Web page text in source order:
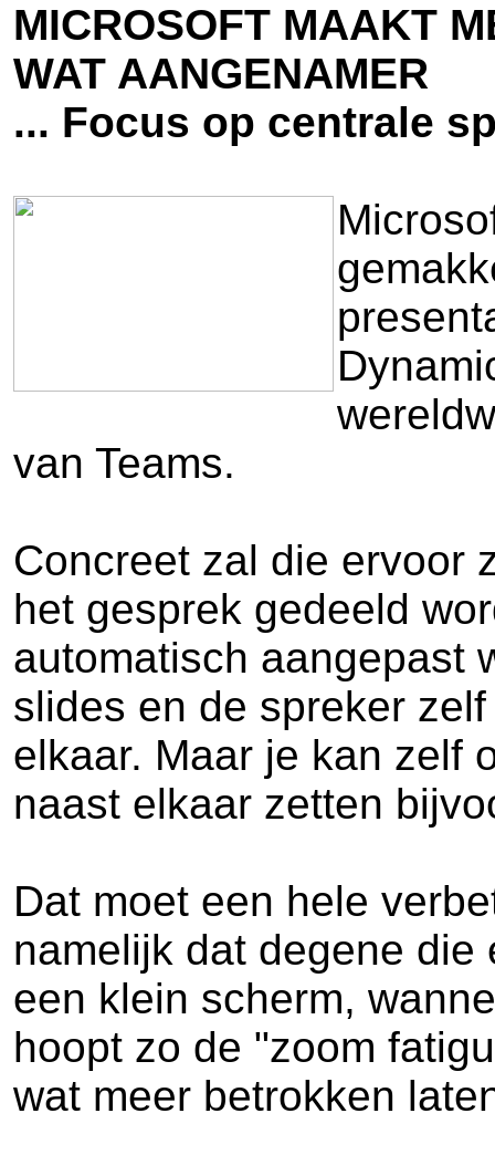
MICROSOFT MAAKT
WAT AANGENAMER
... Focus op centrale
van Teams.
Concreet zal die ervoor
het gesprek gedeeld
automatisch aangepast
slides en de spreker
elkaar. Maar je kan zelf
naast elkaar zetten
Dat moet een hele
namelijk dat degene
een klein scherm,
hoopt zo de "zoom
wat meer betrokken